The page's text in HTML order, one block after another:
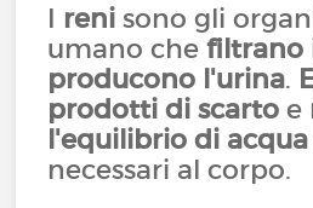
I reni sono gli
umano chefiltrano
producono l'urina.
prodotti di scarto e
l'equilibrio di
necessari al corpo.